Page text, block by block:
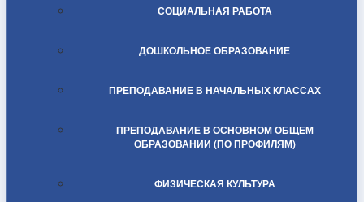
СОЦИАЛЬНАЯ РАБОТА
ДОШКОЛЬНОЕ ОБРАЗОВАНИЕ
ПРЕПОДАВАНИЕ В НАЧАЛЬНЫХ КЛАССАХ
ПРЕПОДАВАНИЕ В ОСНОВНОМ ОБЩЕМ
ОБРАЗОВАНИИ (ПО ПРОФИЛЯМ)
ФИЗИЧЕСКАЯ КУЛЬТУРА